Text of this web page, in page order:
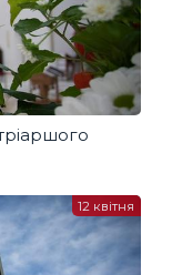
12 квітня